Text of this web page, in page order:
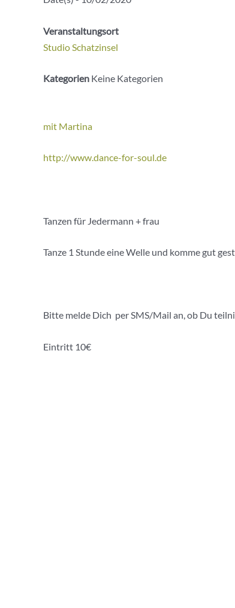
Veranstaltungsort
Studio Schatzinsel
Kategorien Keine Kategorien
mit Martina
http://www.dance-for-soul.de
Tanzen für Jedermann + frau
Tanze 1 Stunde eine Welle und komme gut
Bitte melde Dich per SMS/Mail an, ob Du
Eintritt 10€